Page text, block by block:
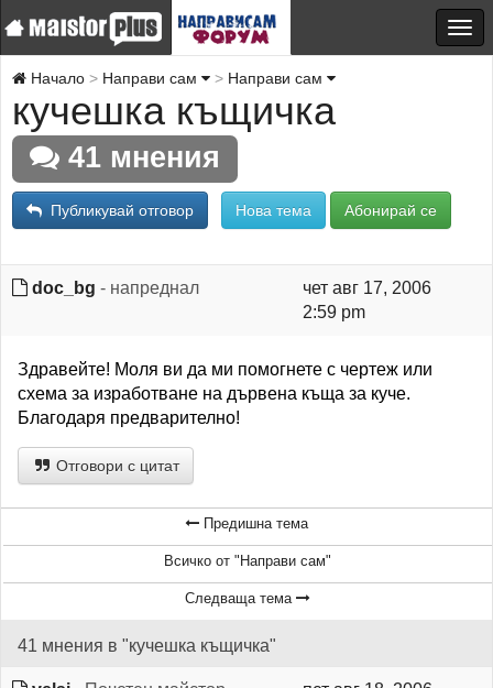
Начало Направи сам Направи сам
кучешка къщичка
41 мнения
Публикувай отговор Нова тема Абонирай се
doc_bg - напреднал
чет авг 17, 2006
2:59 pm
Здравейте! Моля ви да ми помогнете с чертеж или
схема за изработване на дървена къща за куче.
Благодаря предварително!
Отговори с цитат
Предишна тема
Всичко от "Направи сам"
Следваща тема
41 мнения в "кучешка къщичка"